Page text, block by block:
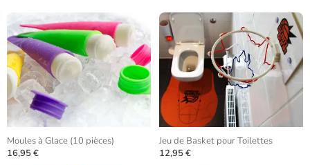
Moules à Glace (10 pièces)
16,95 €
Jeu de Basket pour Toilettes
12,95 €